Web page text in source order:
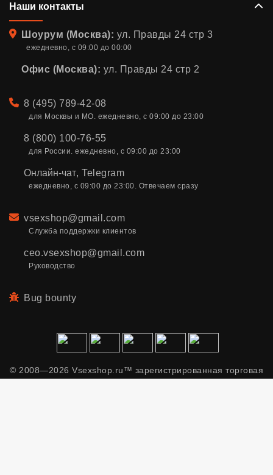
Наши контакты
Адрес
Шоурум (Москва): ул. Правды 24 стр 3
ежедневно, с 09:00 до 00:00
Офис (Москва): ул. Правды 24 стр 2
Телефон
8 (495) 789-42-08
для Москвы и МО. ежедневно, с 09:00 до 23:00
8 (800) 100-76-55
для России. ежедневно, с 09:00 до 23:00
Онлайн-чат, Telegram
ежедневно, с 09:00 до 23:00. Отвечаем сразу
Email
vsexshop@gmail.com
Служба поддержки клиентов
ceo.vsexshop@gmail.com
Руководство
Bug bounty
© 2008—2026 Vsexshop.ru™ зарегистрированная торговая